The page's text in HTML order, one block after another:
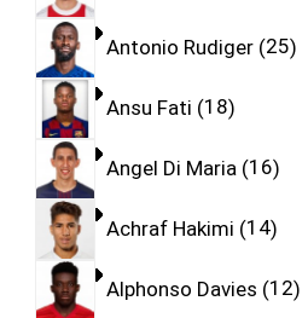
Antonio Rudiger 25
Ansu Fati 18
Angel Di Maria 16
Achraf Hakimi 14
Alphonso Davies 12